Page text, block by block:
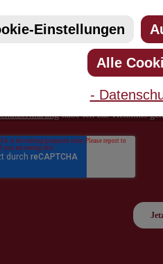
Einstellungen
Alle
-